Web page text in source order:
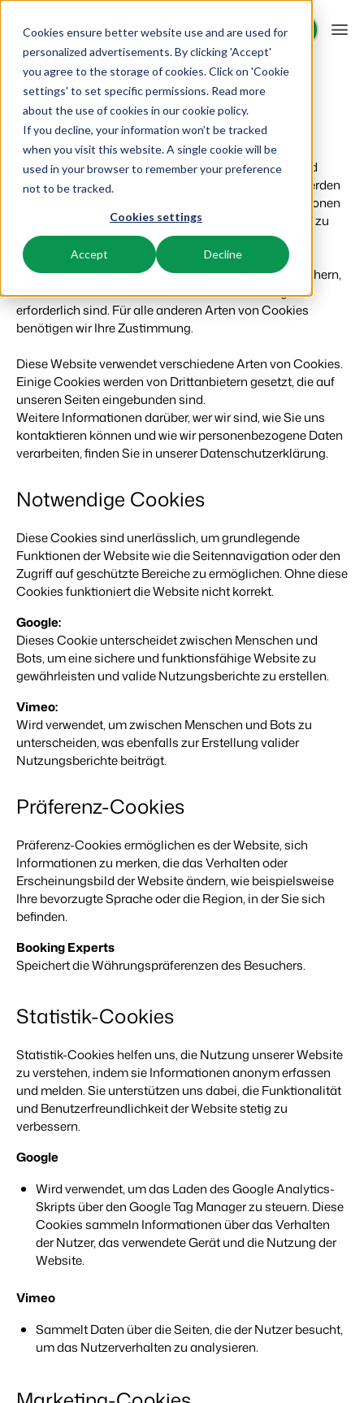
Cookies ensure better website use and are used for
personalized advertisements. By clicking 'Accept'
you agree to the storage of cookies. Click on 'Cookie
settings' to set specific permissions. Read more
about the use of cookies in our cookie policy.
If you decline, your information won’t be tracked
when you visit this website. A single cookie will be
used in your browser to remember your preference
not to be tracked.
Cookies settings
Accept Decline
Demo anfragen
Demo anfragen
Plattform
BEX PMS
PMS
Verwalte alle Backoffice Abläufe.
Vermarkte dein Angebot auf verschiedenen Channels.
Steigere deine direkten Buchungen über deine Website.
Verbinde dich mit deinen Lieblingsapps und -tools.
Business Intelligence
Triff Entscheidungen, die sich auf Zahlen und Fakten beruhen.
Eigentümerverwaltung
Wechseln
Website Integration
Du hast bereits eine Website? Binde sie ein!
BEX CMS
Website für Vermietungen
Website für Immobilien
Generiere Leads für den Verkauf deiner Ferienimmobilie.
Begrüße Gäste in ihrer Landessprache.
Marketing
Online-Marketing
Die starke Kombination aus Markenbildung und Performance-
Marketing
Immobilien Marketing
Dein Projekt im Handumdrehen ausverkauft.
Booking Analytics
Entdecke die unzähligen Vorteile der Booking Experts
Für Ferienparks
Entdecke die Vorteile von Booking Experts für Ferienparks.
App Store
Mach die Plattform zu deiner eigenen mithilfe der
Anbindung zu anderen Systemen.
Unsere Lösungen
BEX für:
Ferienhäuser, Bungalows, Mobilheime und Weinfässer.
Stellplätze, Camping, Glamping und Zelten.
Resorts
Hotels
Hotelzimmer, Appartements, B&Bs und Pensionen.
Vermietungsagenturen
Projektentwicklung
Ferienparkgruppen und -ketten
Ketten und eigenständige Marken
Verbreite dein Angebot auf
erreiche deine Zielgruppe.
BEX Channel Manager
Ressourcen
Wissenswertes
BEX Educate | Pro
Weiter lernen, weiter führen in der Freizeitbranche
Blog
Events
Lerne uns auf verschiedenen Veranstaltungen kennen.
Kundenstories
Das sagen unsere Nutzer.
Kontakt
Customer Success
Erhalte Antworten auf deine Fragen.
Bist du bereit für den nächsten Schritt?
Partnerprogramme
Lass uns gemeinsam die Branche transformieren.
Software Entwickler
Entwickle deine Lösung mit unserer offenen API.
Über uns
Customer Success
Erhalte Antworten auf deine Fragen.
Finde hier deinen neuen Traumjob!
Nimm Kontakt mit uns auf.
Über uns
Lerne unsere Kultur & Werte kennen.
Buchungswochen des Jahres.
Zum Blog
DIGITALER ZUGANG
Schlüsselloser Zugang bei Camping de
Preise
Kundenstories
Für Ferienparks
Für Campingplätze
Wechseln
Anmelden
DE
Cookie-Richtlinie
Unsere Website verwendet Cookies, um Ihnen ein
bestmögliches Nutzererlebnis zu bieten. Cookies sind
kleine Textdateien, die auf Ihrem Gerät gespeichert werden
und von Websites genutzt werden können, um Funktionen
bereitzustellen oder Informationen über Ihre Nutzung zu
sammeln.
Laut Gesetz dürfen wir Cookies auf Ihrem Gerät speichern,
wenn diese für den Betrieb der Website unbedingt
erforderlich sind. Für alle anderen Arten von Cookies
benötigen wir Ihre Zustimmung.
Diese Website verwendet verschiedene Arten von Cookies.
Einige Cookies werden von Drittanbietern gesetzt, die auf
unseren Seiten eingebunden sind.
Weitere Informationen darüber, wer wir sind, wie Sie uns
kontaktieren können und wie wir personenbezogene Daten
verarbeiten, finden Sie in unserer Datenschutzerklärung.
Notwendige Cookies
Diese Cookies sind unerlässlich, um grundlegende
Funktionen der Website wie die Seitennavigation oder den
Zugriff auf geschützte Bereiche zu ermöglichen. Ohne diese
Cookies funktioniert die Website nicht korrekt.
Google:
Dieses Cookie unterscheidet zwischen Menschen und
Bots, um eine sichere und funktionsfähige Website zu
gewährleisten und valide Nutzungsberichte zu erstellen.
Vimeo:
Wird verwendet, um zwischen Menschen und Bots zu
unterscheiden, was ebenfalls zur Erstellung valider
Nutzungsberichte beiträgt.
Präferenz-Cookies
Präferenz-Cookies ermöglichen es der Website, sich
Informationen zu merken, die das Verhalten oder
Erscheinungsbild der Website ändern, wie beispielsweise
Ihre bevorzugte Sprache oder die Region, in der Sie sich
befinden.
Booking Experts
Speichert die Währungspräferenzen des Besuchers.
Statistik-Cookies
Statistik-Cookies helfen uns, die Nutzung unserer Website
zu verstehen, indem sie Informationen anonym erfassen
und melden. Sie unterstützen uns dabei, die Funktionalität
und Benutzerfreundlichkeit der Website stetig zu
verbessern.
Google
Wird verwendet, um das Laden des Google Analytics-
Skripts über den Google Tag Manager zu steuern. Diese
Cookies sammeln Informationen über das Verhalten
der Nutzer, das verwendete Gerät und die Nutzung der
Website.
Vimeo
Sammelt Daten über die Seiten, die der Nutzer besucht,
um das Nutzerverhalten zu analysieren.